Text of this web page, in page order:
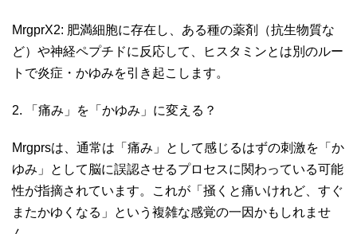
MrgprX2: 肥満細胞に存在し、ある種の薬剤（抗生物質な
ど）や神経ペプチドに反応して、ヒスタミンとは別のルー
トで炎症・かゆみを引き起こします。
2. 「痛み」を「かゆみ」に変える？
Mrgprsは、通常は「痛み」として感じるはずの刺激を「か
ゆみ」として脳に誤認させるプロセスに関わっている可能
性が指摘されています。これが「掻くと痛いけれど、すぐ
またかゆくなる」という複雑な感覚の一因かもしれませ